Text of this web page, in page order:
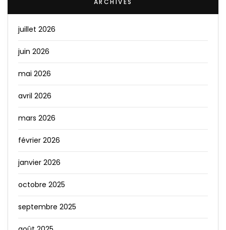
ARCHIVES
juillet 2026
juin 2026
mai 2026
avril 2026
mars 2026
février 2026
janvier 2026
octobre 2025
septembre 2025